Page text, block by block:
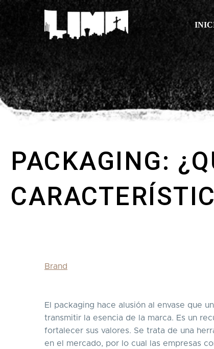
PACKAGING:
Brand
El packaging hace alusión al envase que
transmitir la esencia de la marca. Es un
fortalecer sus valores. Se trata de una
en el mercado, por lo cual las empresas